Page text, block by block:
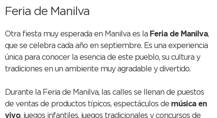
Feria de Manilva
Otra fiesta muy esperada en Manilva es la Feria de Manilva,
que se celebra cada año en septiembre. Es una experiencia
única para conocer la esencia de este pueblo, su cultura y
tradiciones en un ambiente muy agradable y divertido.
Durante la Feria de Manilva, las calles se llenan de puestos
de ventas de productos típicos, espectáculos de música en
vivo, juegos infantiles, juegos tradicionales y concursos de